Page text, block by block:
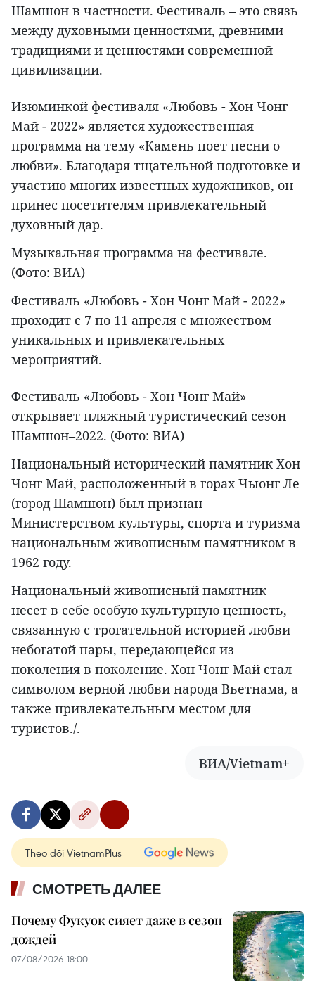
Шамшон в частности. Фестиваль – это связь
между духовными ценностями, древними
традициями и ценностями современной
цивилизации.
Изюминкой фестиваля «Любовь - Хон Чонг
Май - 2022» является художественная
программа на тему «Камень поет песни о
любви». Благодаря тщательной подготовке и
участию многих известных художников, он
принес посетителям привлекательный
духовный дар.
Музыкальная программа на фестивале.
(Фото: ВИА)
Фестиваль «Любовь - Хон Чонг Май - 2022»
проходит с 7 по 11 апреля с множеством
уникальных и привлекательных
мероприятий.
Фестиваль «Любовь - Хон Чонг Май»
открывает пляжный туристический сезон
Шамшон–2022. (Фото: ВИА)
Национальный исторический памятник Хон
Чонг Май, расположенный в горах Чыонг Ле
(город Шамшон) был признан
Министерством культуры, спорта и туризма
национальным живописным памятником в
1962 году.
Национальный живописный памятник
несет в себе особую культурную ценность,
связанную с трогательной историей любви
небогатой пары, передающейся из
поколения в поколение. Хон Чонг Май стал
символом верной любви народа Вьетнама, а
также привлекательным местом для
туристов./.
ВИА/Vietnam+
Theo dõi VietnamPlus
СМОТРЕТЬ ДАЛЕЕ
Почему Фукуок сияет даже в сезон
дождей
07/08/2026 18:00